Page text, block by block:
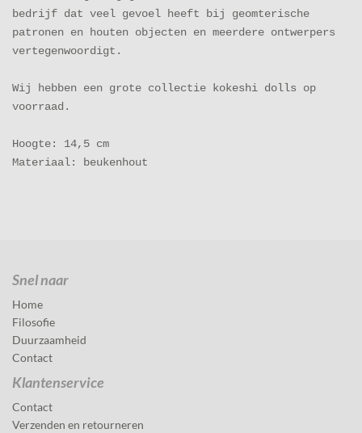
bedrijf dat veel gevoel heeft bij geomterische
patronen en houten objecten en meerdere ontwerpers
vertegenwoordigt.
Wij hebben een grote collectie kokeshi dolls
op
voorraad.
Hoogte: 14,5 cm
Materiaal: beukenhout
Snel naar
Home
Filosofie
Duurzaamheid
Contact
Klantenservice
Contact
Verzenden en retourneren